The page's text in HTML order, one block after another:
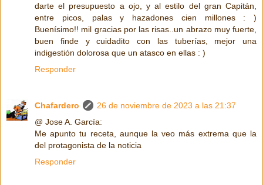
darte el presupuesto a ojo, y al estilo del gran Capitán,
entre picos, palas y hazadones cien millones : )
Buenísimo!! mil gracias por las risas..un abrazo muy fuerte,
buen finde y cuidadito con las tuberías, mejor una
indigestión dolorosa que un atasco en ellas : )
Responder
Chafardero
26 de noviembre de 2023 a las 21:37
@ Jose A. García:
Me apunto tu receta, aunque la veo más extrema que la
del protagonista de la noticia
Responder